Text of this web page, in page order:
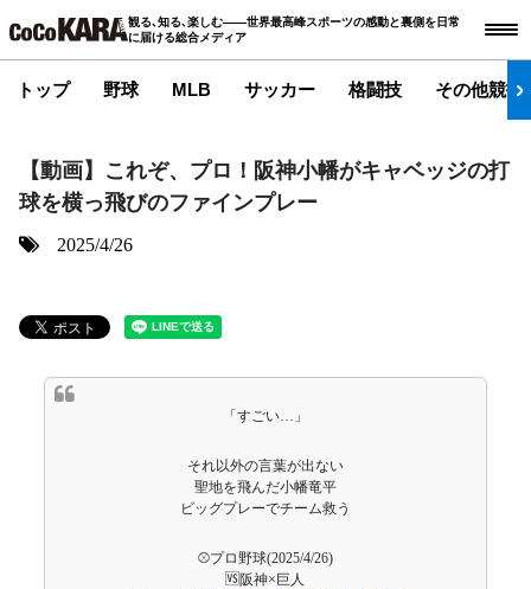
観る､知る､楽しむ――世界最高峰スポーツの感動と裏側を日常
に届ける総合メディア
トップ 野球 MLB サッカー 格闘技 その他競技
【動画】これぞ、プロ！阪神小幡がキャベッジの打
球を横っ飛びのファインプレー
2025/4/26
「すごい…」
それ以外の言葉が出ない
聖地を飛んだ小幡竜平
ビッグプレーでチーム救う
⚾プロ野球(2025/4/26)
🆚阪神×巨人